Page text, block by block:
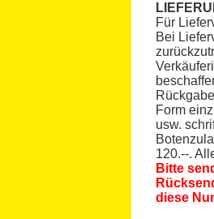
Für
Bei
Form
usw.
120.--.
Bitte
diese